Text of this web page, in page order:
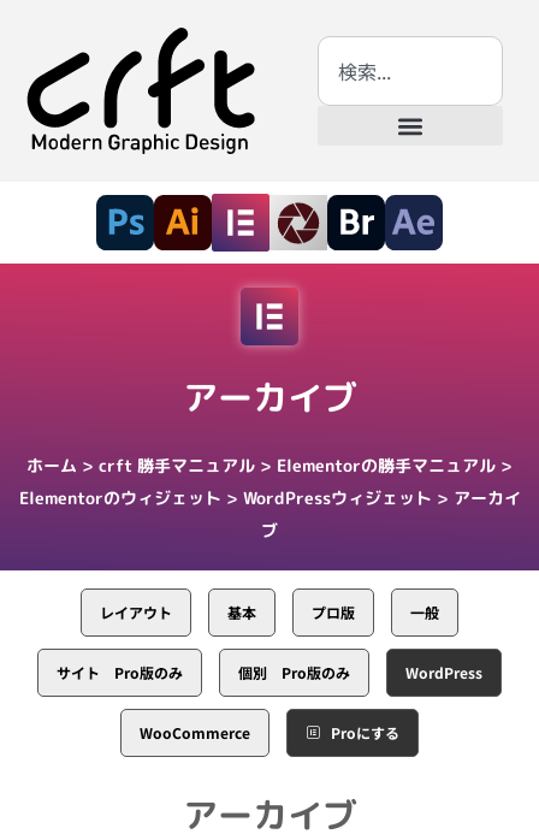
アーカイブ
ホーム > crft 勝手マニュアル > Elementorの勝手マニュアル >
Elementorのウィジェット > WordPressウィジェット > アーカイ
ブ
レイアウト 基本 プロ版 一般
サイト Pro版のみ 個別 Pro版のみ WordPress
WooCommerce Proにする
アーカイブ